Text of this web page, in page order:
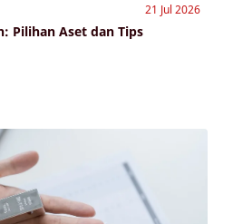
21 Jul 2026
Pilihan Aset dan Tips